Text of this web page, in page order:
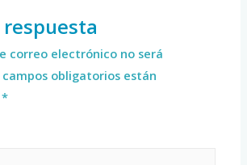
correo electrónico no será
campos obligatorios están
*